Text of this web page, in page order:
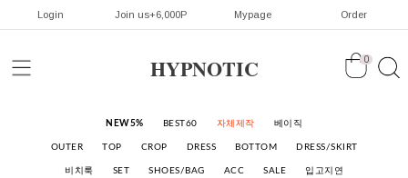
Login Join us+6,000P Mypage Order
HYPNOTIC 0
NEW5% BEST60 자체제작 베이직
OUTER TOP CROP DRESS BOTTOM DRESS/SKIRT
비치룩 SET SHOES/BAG ACC SALE 입고지연